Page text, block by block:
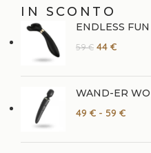
IN SCONTO
ENDLESS FUN
59€ 44 €
WAND-ER
49 € - 59 €